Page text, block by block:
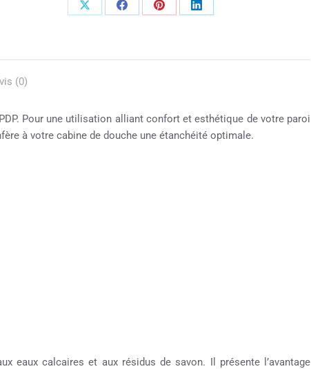
(0)
Pour une utilisation alliant confort et esthétique de votre paroi
à votre cabine de douche une étanchéité optimale.
eaux calcaires et aux résidus de savon. Il présente l’avantage